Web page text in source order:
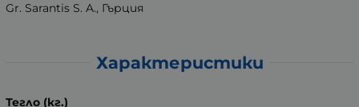
Gr. Sarantis S. A., Гърция
Характеристики
Тегло (кг.)